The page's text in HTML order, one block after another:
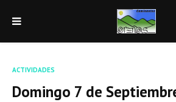
ACTIVIDADES
Domingo 7 de